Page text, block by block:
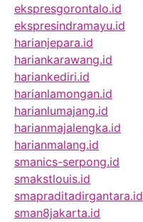
ekspresgorontalo.id
ekspresindramayu.id
harianjepara.id
hariankarawang.id
hariankediri.id
harianlamongan.id
harianlumajang.id
harianmajalengka.id
harianmalang.id
smanics-serpong.id
smakstlouis.id
smapraditadirgantara.id
sman8jakarta.id